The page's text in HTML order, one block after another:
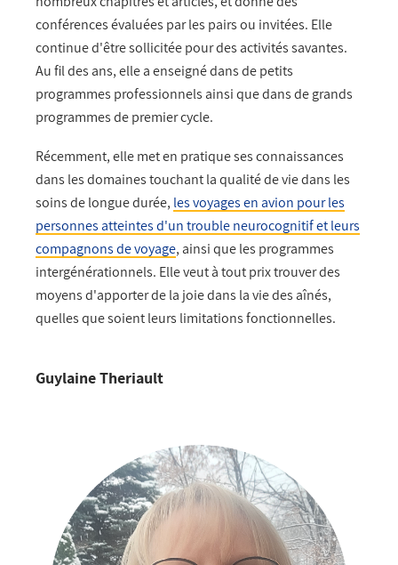
conférences évaluées par les pairs ou invitées. Elle
continue d'être sollicitée pour des activités savantes.
Au fil des ans, elle a enseigné dans de petits
programmes professionnels ainsi que dans de grands
programmes de premier cycle.
Récemment, elle met en pratique ses connaissances
dans les domaines touchant la qualité de vie dans les
soins de longue durée, les voyages en avion pour les
personnes atteintes d'un trouble neurocognitif et leurs
compagnons de voyage, ainsi que les programmes
intergénérationnels. Elle veut à tout prix trouver des
moyens d'apporter de la joie dans la vie des aînés,
quelles que soient leurs limitations fonctionnelles.
Guylaine Theriault